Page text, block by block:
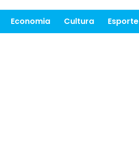
Economia Cultura Esporte